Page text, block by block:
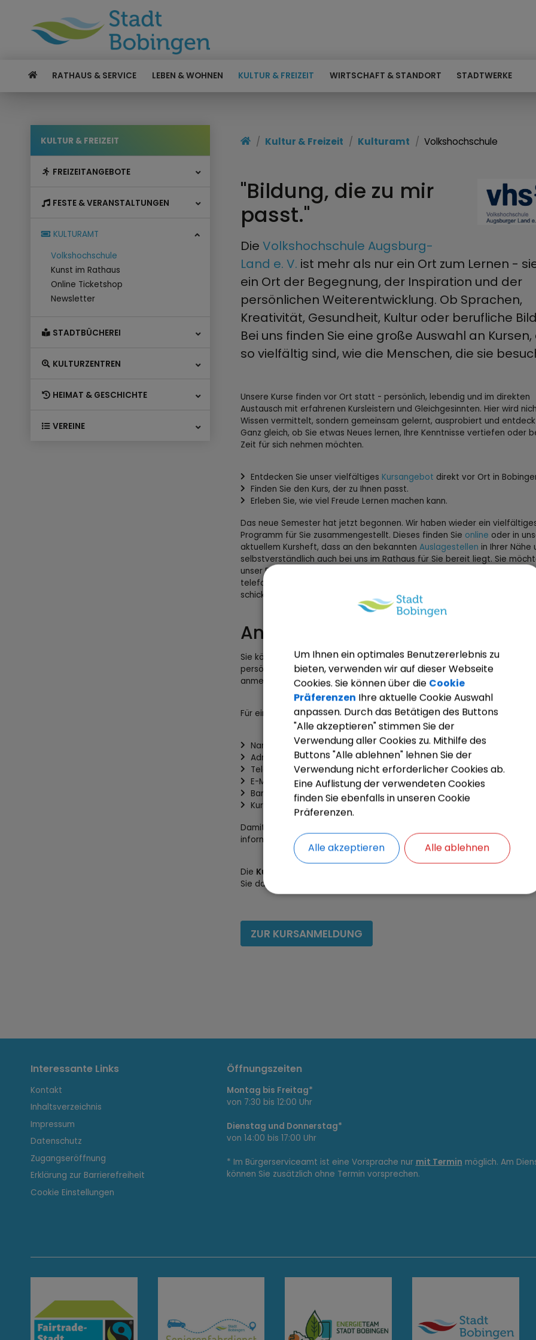
RATHAUS & SERVICE LEBEN & WOHNEN KULTUR & FREIZEIT WIRTSCHAFT & STANDORT STADTWERKE
KULTUR & FREIZEIT
FREIZEITANGEBOTE
FESTE & VERANSTALTUNGEN
KULTURAMT
Volkshochschule
Kunst im Rathaus
Online Ticketshop
Newsletter
STADTBÜCHEREI
KULTURZENTREN
HEIMAT & GESCHICHTE
VEREINE
Kultur & Freizeit Kulturamt Volkshochschule
"Bildung, die zu mir
passt."
DieVolkshochschule Augsburg-
Land e. V. ist mehr als nur ein Ort zum Lernen -
ein Ort der Begegnung, der Inspiration und der
persönlichen Weiterentwicklung. Ob Sprachen,
Kreativität, Gesundheit, Kultur oder berufliche
Bei uns finden Sie eine große Auswahl an Kursen,
so vielfältig sind, wie die Menschen, die sie
Unsere Kurse finden vor Ort statt - persönlich, lebendig und im direkten
Austausch mit erfahrenen Kursleistern und Gleichgesinnten. Hier wird
Wissen vermittelt, sondern gemeinsam gelernt, ausprobiert und
Ganz gleich, ob Sie etwas Neues lernen, Ihre Kenntnisse vertiefen oder
Zeit für sich nehmen möchten.
Entdecken Sie unser vielfältiges Kursangebot direkt vor Ort in
Finden Sie den Kurs, der zu Ihnen passt.
Erleben Sie, wie viel Freude Lernen machen kann.
Das neue Semester hat jetzt begonnen. Wir haben wieder ein
Programm für Sie zusammengestellt. Dieses finden Sie online oder in
aktuellem Kursheft, dass an den bekanntenAuslagestellen in Ihrer Nähe
selbstverständlich auch bei uns im Rathaus für Sie bereit liegt. Sie
unser Programmheft auf dem Postweg erhalten? Dann wenden Sie sich
telefonisch oder per E-Mail an unserer Anmeldecenter:
.
schicken Ihnen das aktuelle Heft dann umgehend zu.
Anmeldung
Sie können sich online auf derWebsite der vhs,per E-Mail, telefonisch
persönlich vor Ort (Kulturbüro, Rathaus, Zi. 103) bei uns zu einem Kurs
anmelden.
Für eine Anmeldung benötigen wir folgende Angaben:
Name
Adresse
Telefonnummer
E-Mail-Adresse
Bankverbindung
Kursnummer
Damit wir Ihnen die Anmeldung bestätigen und Sie über Änderungen
informieren können, benötigen wir
unbedingt Ihre E-Mail-Adresse
Die Kursgebühr
wird nach Kursende per Lastschrift eingezogen. Bitte
Sie dafür bei der Anmeldung Ihre IBAN an.
ZUR KURSANMELDUNG
I
n
t
e
r
e
Interessante Links
Kontakt
Inhaltsverzeichnis
Impressum
Datenschutz
Zugangseröffnung
Erklärung zur Barrierefreiheit
Cookie Einstellungen
Öffnungszeiten
Montag bis Freitag*
von 7:30 bis 12:00 Uhr
Dienstag und Donnerstag*
von 14:00 bis 17:00 Uhr
* Im Bürgerserviceamt ist eine Vorsprache nur mit Termin möglich. Am
können Sie zusätzlich ohne Termin vorsprechen.
Um Ihnen ein optimales Benutzererlebnis zu
bieten, verwenden wir auf dieser Webseite
Cookies. Sie können über die Cookie
Präferenzen Ihre aktuelle Cookie Auswahl
anpassen. Durch das Betätigen des Buttons
"Alle akzeptieren" stimmen Sie der
Verwendung aller Cookies zu. Mithilfe des
Buttons "Alle ablehnen" lehnen Sie der
Verwendung nicht erforderlicher Cookies ab.
Eine Auflistung der verwendeten Cookies
finden Sie ebenfalls in unseren Cookie
Präferenzen.
Alle akzeptieren Alle ablehnen